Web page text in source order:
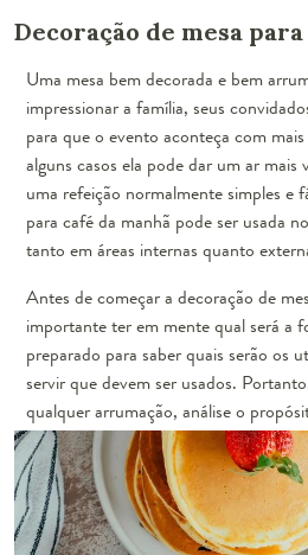
Decoração de mesa
Uma mesa bem decorada e bem
impressionar a família, seus
para que o evento aconteça com
alguns casos ela pode dar um ar mais
uma refeição normalmente simples e
para café da manhã pode ser usada
tanto em áreas internas quanto
Antes de começar a decoração de
importante ter em mente qual será a
preparado para saber quais serão os
servir que devem ser usados.
qualquer arrumação, análise o